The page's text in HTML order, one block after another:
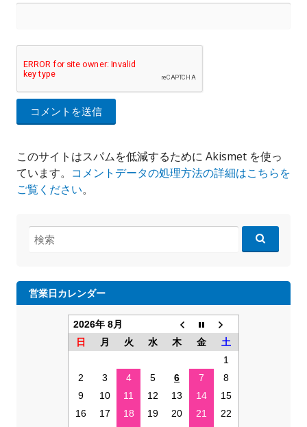
このサイトはスパムを低減するために Akismet を使っ
ています。 コメントデータの処理方法の詳細はこちらを
ご覧ください。
検
索:
営業日カレンダー
2026年 8月
日
月 火 水 木 金
土
1
2
3 4 5 6 7
8
9
10 11 12 13 14
15
16
17 18 19 20 21
22